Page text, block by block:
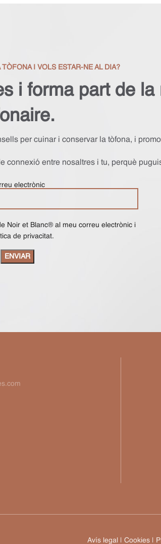
TÒFONA I VOLS ESTAR-NE AL DIA?
i forma part de
per cuinar i conservar la tòfona, i
entre nosaltres i tu, perquè
electrònic
Noir et Blanc® al meu correu electrònic i
de privacitat.
Avís legal Cookies